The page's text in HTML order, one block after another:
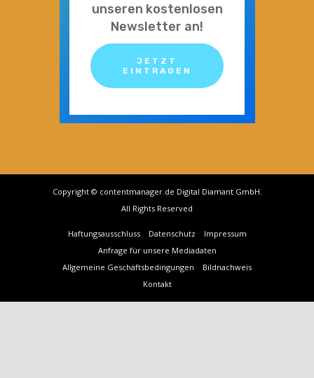
unseren kostenlosen
Newsletter an!
JETZT
EINTRAGEN
Copyright © contentmanager.de Digital Diamant GmbH.
All Rights Reserved
Haftungsausschluss Datenschutz
Impressum
Anfrage für unsere Mediadaten
Allgemeine Geschäftsbedingungen
Bildnachweis
Kontakt